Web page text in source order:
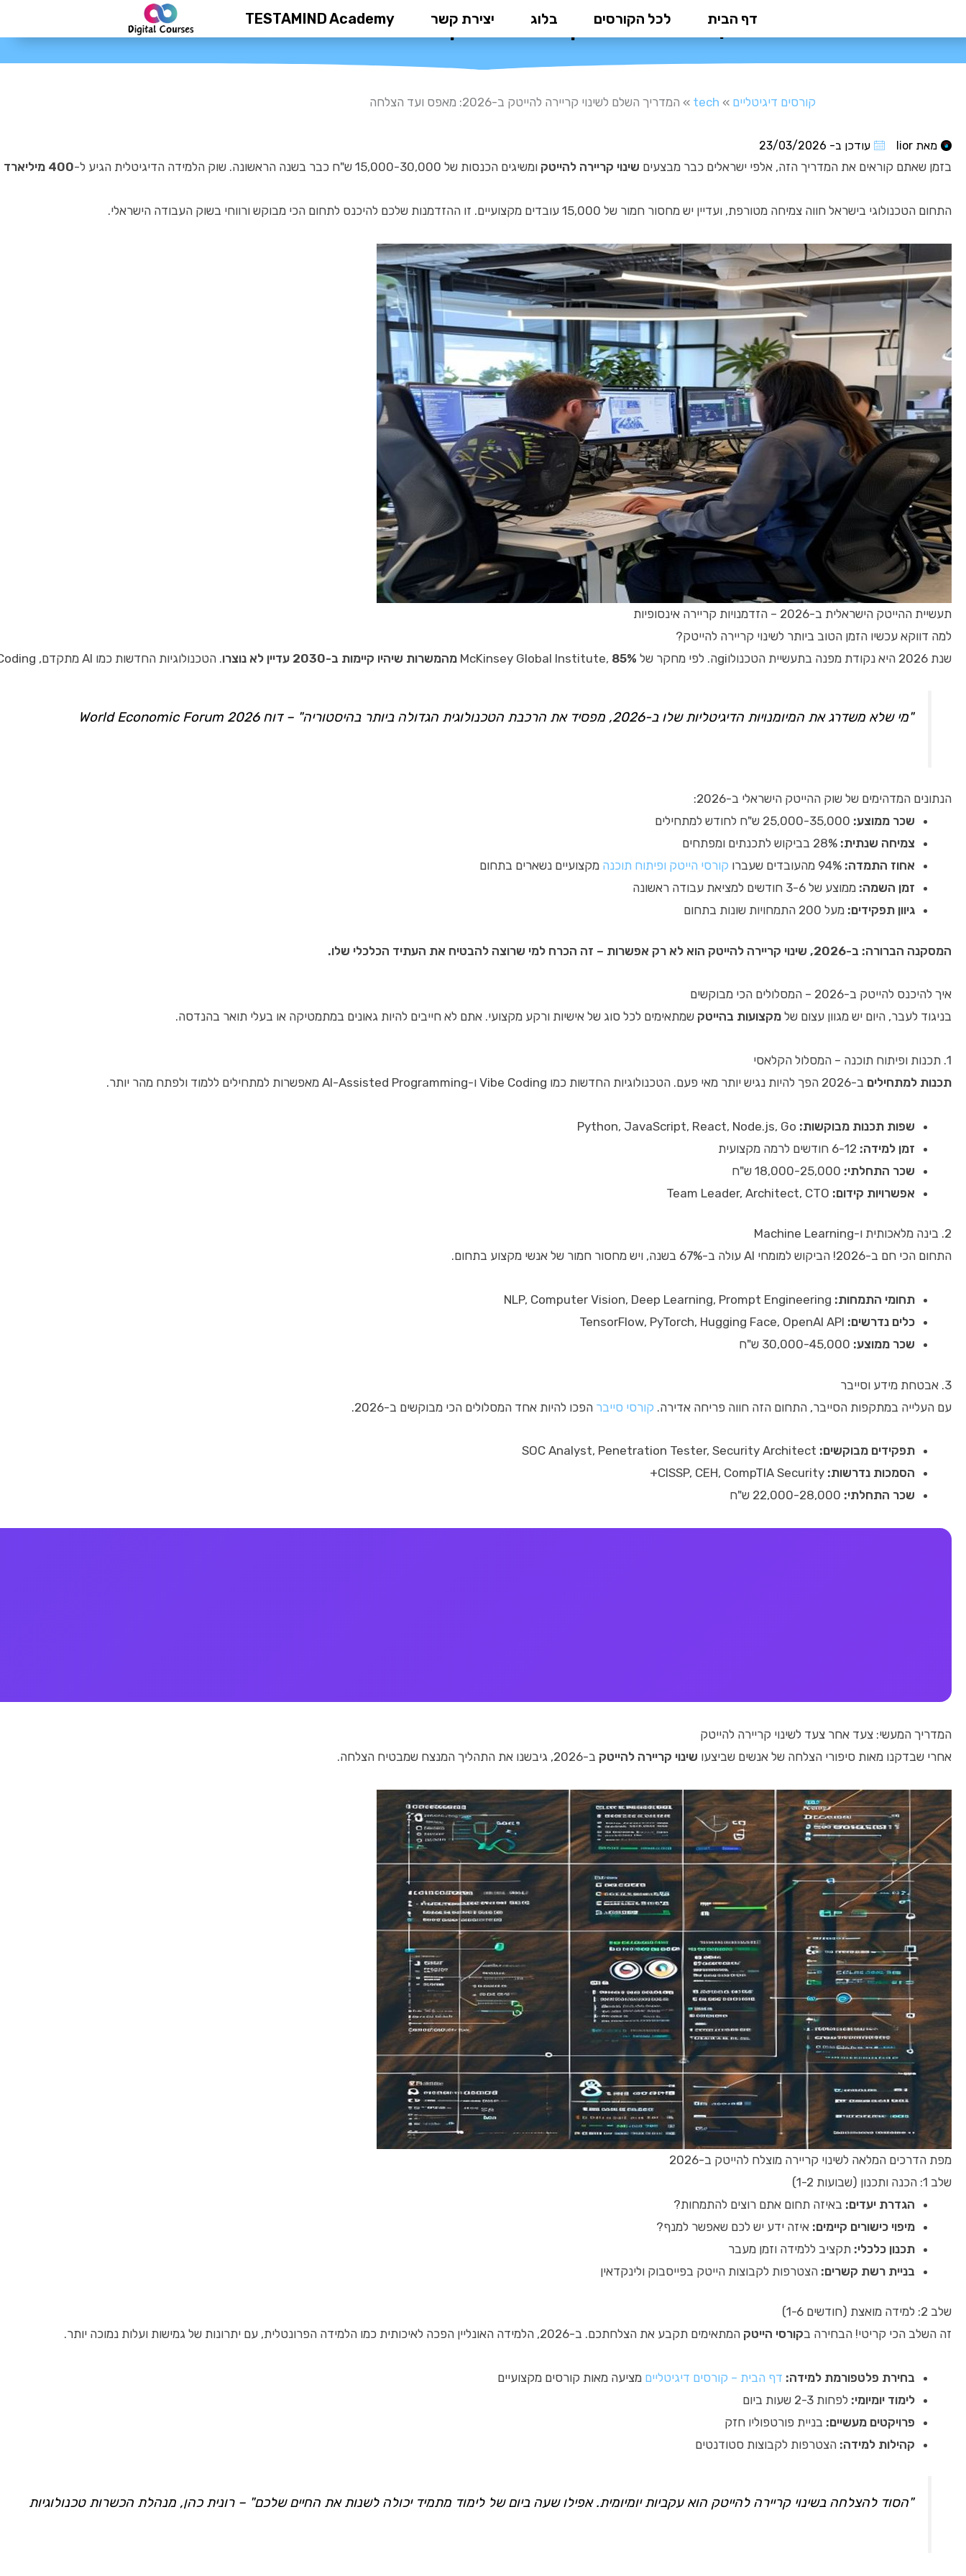
דף הבית לכל הקורסים בלוג יצירת קשר TESTAMIND Academy המדריך השלם לשינוי קריירה להייטק ב-2026: מאפס ועד הצלחה
קורסים דיגיטליים »
tech
» המדריך השלם לשינוי קריירה להייטק ב-2026: מאפס ועד הצלחה
מאת עודכן ב- 23/03/2026
בזמן שאתם קוראים את המדריך הזה, אלפי ישראלים כבר מבצעים שינוי קריירה להייטק ומשיגים הכנסות של 15,000-30,000 ש"ח כבר בשנה הראשונה. שוק הלמידה הדיגיטלית הגיע ל- 400 מיליארד דולר ב-2026
התחום הטכנולוגי בישראל חווה צמיחה מטורפת, ועדיין יש מחסור חמור של 15,000 עובדים מקצועיים. זו ההזדמנות שלכם להיכנס לתחום הכי מבוקש ורווחי בשוק העבודה הישראלי.
תעשיית ההייטק הישראלית ב-2026 – הזדמנויות קריירה אינסופיות
למה דווקא עכשיו הזמן הטוב ביותר לשינוי קריירה להייטק?
שנת 2026 היא נקודת מפנה בתעשיית הטכנולוgiה. לפי מחקר של McKinsey Global Institute,
85% מהמשרות שיהיו קיימות ב-2030 עדיין לא נוצרו . הטכנולוגיות החדשות כמו AI מתקדם, Vibe Coding ואבטחת סייבר יוצרות הזדמנויות קריירה שלא היו קיימות עד כה.
"מי שלא משדרג את המיומנויות הדיגיטליות שלו ב-2026, מפסיד את הרכבת הטכנולוגית הגדולה ביותר בהיסטוריה" – דוח World Economic Forum 2026
הנתונים המדהימים של שוק ההייטק הישראלי ב-2026:
שכר ממוצע:
צמיחה שנתית:
אחוז התמדה:
קורסי הייטק ופיתוח תוכנה מקצועיים נשארים בתחום
זמן השמה: ממוצע של 3-6 חודשים למציאת עבודה ראשונה
גיוון תפקידים: מעל 200 התמחויות שונות בתחום
המסקנה הברורה: ב-2026, שינוי קריירה להייטק הוא לא רק אפשרות – זה הכרח למי שרוצה להבטיח את העתיד הכלכלי שלו.
איך להיכנס להייטק ב-2026 – המסלולים הכי מבוקשים
בניגוד לעבר, היום יש מגוון עצום של מקצועות בהייטק שמתאימים לכל סוג של אישיות ורקע מקצועי. אתם לא חייבים להיות גאונים במתמטיקה או בעלי תואר בהנדסה.
1. תכנות ופיתוח תוכנה – המסלול הקלאסי
תכנות למתחילים ב-2026 הפך להיות נגיש יותר מאי פעם. הטכנולוגיות החדשות כמו Vibe Coding ו-AI-Assisted Programming מאפשרות למתחילים ללמוד ולפתח מהר יותר.
שפות תכנות מבוקשות:
זמן למידה:
שכר התחלתי:
אפשרויות קידום:
2. בינה מלאכותית ו-Machine Learning
התחום הכי חם ב-2026! הביקוש למומחי AI עולה ב-67% בשנה, ויש מחסור חמור של אנשי מקצוע בתחום.
תחומי התמחות:
כלים נדרשים:
שכר ממוצע:
3. אבטחת מידע וסייבר
עם העלייה במתקפות הסייבר, התחום הזה חווה פריחה אדירה. קורסי סייבר הפכו להיות אחד המסלולים הכי מבוקשים ב-2026.
תפקידים מבוקשים:
הסמכות נדרשות:
שכר התחלתי:
המדריך המעשי: צעד אחר צעד לשינוי קריירה להייטק
אחרי שבדקנו מאות סיפורי הצלחה של אנשים שביצעו שינוי קריירה להייטק ב-2026, גיבשנו את התהליך המנצח שמבטיח הצלחה.
מפת הדרכים המלאה לשינוי קריירה מוצלח להייטק ב-2026
שלב 1: הכנה ותכנון (שבועות 1-2)
הגדרת יעדים: באיזה תחום אתם רוצים להתמחות?
מיפוי כישורים קיימים: איזה ידע יש לכם שאפשר למנף?
תכנון כלכלי: תקציב ללמידה וזמן מעבר
בניית רשת קשרים: הצטרפות לקבוצות הייטק בפייסבוק ולינקדאין
שלב 2: למידה מואצת (חודשים 1-6)
זה השלב הכי קריטי! הבחירה בקורסי הייטק המתאימים תקבע את הצלחתכם. ב-2026, הלמידה האונליין הפכה לאיכותית כמו הלמידה הפרונטלית, עם יתרונות של גמישות ועלות נמוכה יותר.
בחירת פלטפורמת למידה: דף הבית – קורסים דיגיטליים מציעה מאות קורסים מקצועיים
לימוד יומיומי: לפחות 2-3 שעות ביום
פרויקטים מעשיים: בניית פורטפוליו חזק
קהילות למידה: הצטרפות לקבוצות סטודנטים
"הסוד להצלחה בשינוי קריירה להייטק הוא עקביות יומיומית. אפילו שעה ביום של לימוד מתמיד יכולה לשנות את החיים שלכם" – רונית כהן, מנהלת הכשרות טכנולוגיות